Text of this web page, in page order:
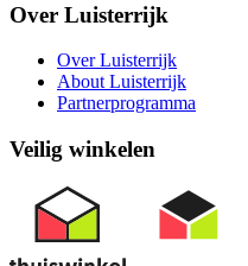
Over Luisterrijk
Over Luisterrijk
About Luisterrijk
Partnerprogramma
Veilig winkelen